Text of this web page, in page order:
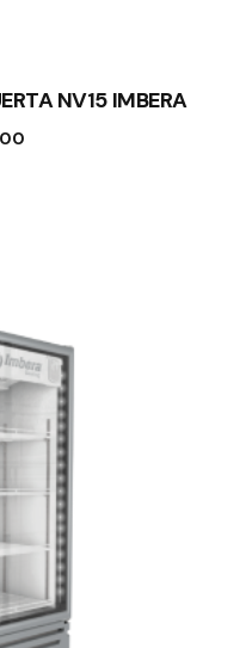
NV15 IMBERA